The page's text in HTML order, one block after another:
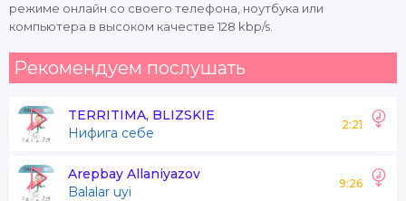
режиме онлайн со своего телефона, ноутбука или
компьютера в высоком качестве 128 kbp/s.
Рекомендуем послушать
TERRITIMA, BLIZSKIE
Нифига себе
2:21
Arepbay Allaniyazov
Balalar uyi
9:26